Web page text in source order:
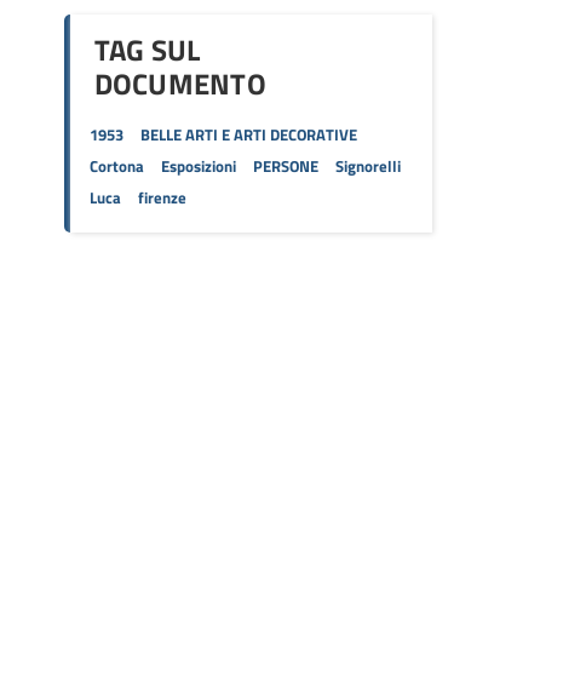
TAG SUL
DOCUMENTO
1953
BELLE ARTI E ARTI DECORATIVE
Cortona
Esposizioni PERSONE
Signorelli
Luca
firenze